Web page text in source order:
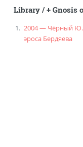
Library/+ Gnosis
2004 — Чёрный
эроса Бердяева